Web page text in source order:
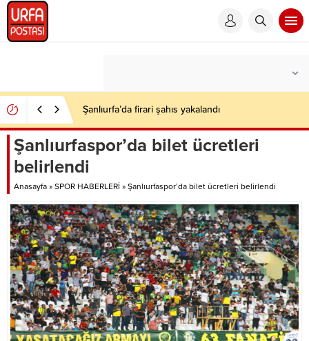
Şanlıurfa’da firari şahıs yakalandı
Şanlıurfaspor’da bilet ücretleri
belirlendi
Anasayfa » SPOR HABERLERİ » Şanlıurfaspor’da bilet ücretleri belirlendi